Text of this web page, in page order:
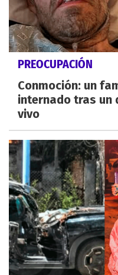
PREOCUPACIÓN
Conmoción: un
internado tras un
vivo